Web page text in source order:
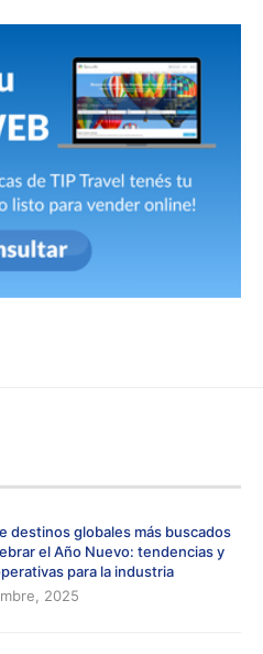
destinos globales más buscados
el Año Nuevo: tendencias y
para la industria
2025